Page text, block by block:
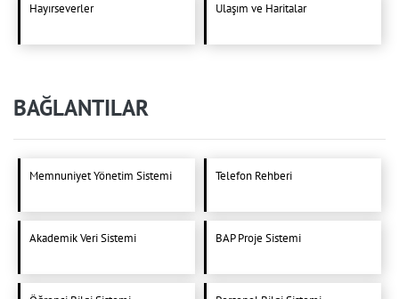
Hayırseverler Ulaşım ve Haritalar
BAĞLANTILAR
Memnuniyet Yönetim Sistemi Telefon Rehberi
Akademik Veri Sistemi BAP Proje Sistemi